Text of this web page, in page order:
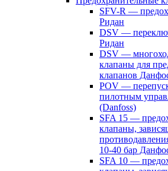
SFV-R —
Ридан
DSV —
Ридан
DSV —
клапаны для
клапанов
POV —
пилотным
(Danfoss)
SFA 15 —
клапаны,
10-40 бар
SFA 10 —